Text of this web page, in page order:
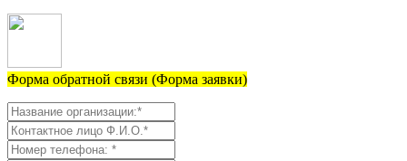
Форма обратной связи (Форма заявки)